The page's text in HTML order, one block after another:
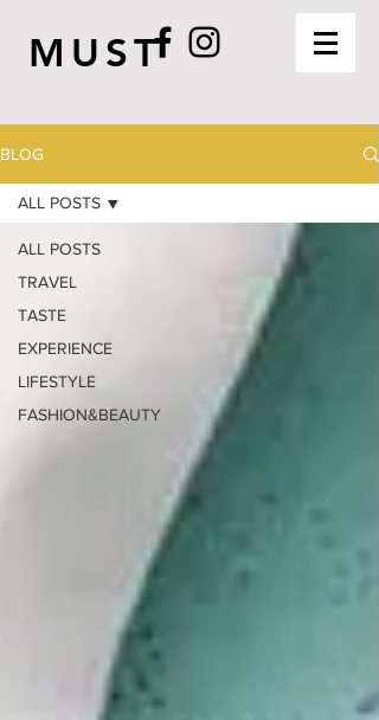
MUST
BLOG
ALL POSTS
TRAVEL
TASTE
EXPERIENCE
LIFESTYLE
FASHION&BEAUTY
ALL POSTS